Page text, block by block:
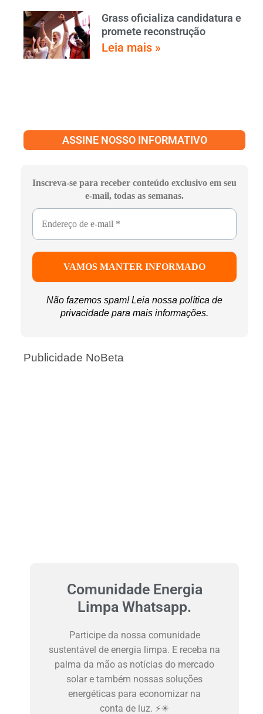
Grass oficializa candidatura e
promete reconstrução
Leia mais »
ASSINE NOSSO INFORMATIVO
Inscreva-se para receber conteúdo exclusivo em seu
e-mail, todas as semanas.
Não fazemos spam! Leia nossa política de
privacidade para mais informações.
Publicidade NoBeta
Comunidade Energia
Limpa Whatsapp.
Participe da nossa comunidade
sustentável de energia limpa. E receba na
palma da mão as notícias do mercado
solar e também nossas soluções
energéticas para economizar na
conta de luz. ⚡☀